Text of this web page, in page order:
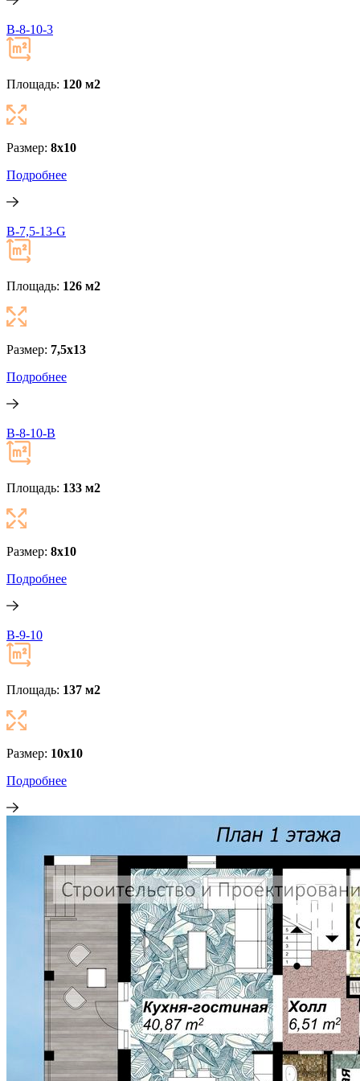
В-8-10-3
Площадь: 120 м2
Размер: 8х10
Подробнее
B-7,5-13-G
Площадь: 126 м2
Размер: 7,5х13
Подробнее
В-8-10-B
Площадь: 133 м2
Размер: 8х10
Подробнее
В-9-10
Площадь: 137 м2
Размер: 10х10
Подробнее